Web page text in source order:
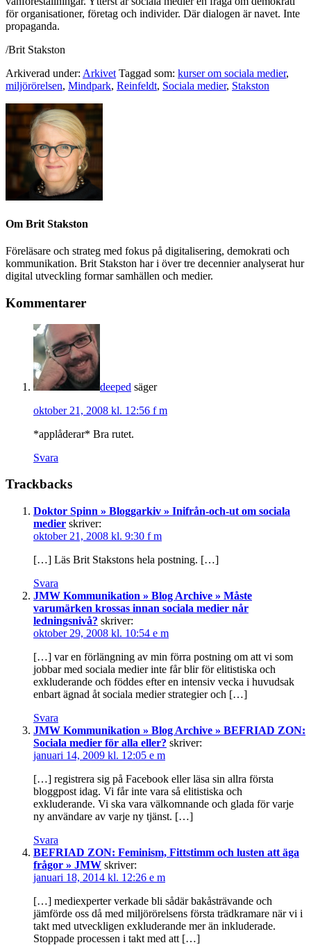
för organisationer, företag och individer. Där dialogen är navet. Inte
propaganda.
/Brit Stakston
Arkiverad under: Arkivet Taggad som: kurser om sociala medier,
miljörörelsen, Mindpark, Reinfeldt, Sociala medier, Stakston
Om Brit Stakston
Föreläsare och strateg med fokus på digitalisering, demokrati och
kommunikation. Brit Stakston har i över tre decennier analyserat hur
digital utveckling formar samhällen och medier.
Kommentarer
deeped säger
oktober 21, 2008 kl. 12:56 f m
*applåderar* Bra rutet.
Svara
Trackbacks
Doktor Spinn » Bloggarkiv » Inifrån-och-ut om sociala
medier skriver:
oktober 21, 2008 kl. 9:30 f m
[…] Läs Brit Stakstons hela postning. […]
Svara
JMW Kommunikation » Blog Archive » Måste
varumärken krossas innan sociala medier når
ledningsnivå? skriver:
oktober 29, 2008 kl. 10:54 e m
[…] var en förlängning av min förra postning om att vi som
jobbar med sociala medier inte får blir för elitistiska och
exkluderande och föddes efter en intensiv vecka i huvudsak
enbart ägnad åt sociala medier strategier och […]
Svara
JMW Kommunikation » Blog Archive » BEFRIAD ZON:
Sociala medier för alla eller? skriver:
januari 14, 2009 kl. 12:05 e m
[…] registrera sig på Facebook eller läsa sin allra första
bloggpost idag. Vi får inte vara så elitistiska och
exkluderande. Vi ska vara välkomnande och glada för varje
ny användare av varje ny tjänst. […]
Svara
BEFRIAD ZON: Feminism, Fittstimm och lusten att äga
frågor » JMW skriver:
januari 18, 2014 kl. 12:26 e m
[…] mediexperter verkade bli sådär bakåsträvande och
jämförde oss då med miljörörelsens första trädkramare när vi i
takt med utveckligen exkluderande mer än inkluderade.
Stoppade processen i takt med att […]